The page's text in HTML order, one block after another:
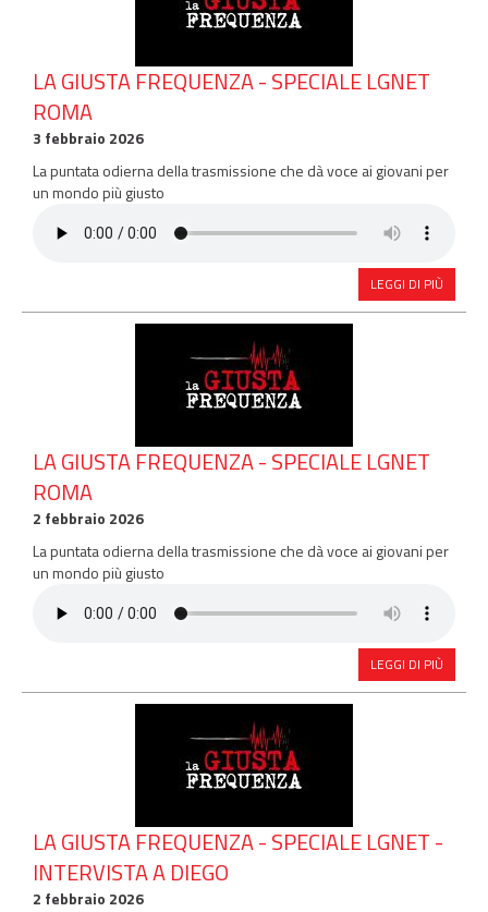
LA GIUSTA FREQUENZA - SPECIALE LGNET
ROMA
3 febbraio 2026
La puntata odierna della trasmissione che dà voce ai giovani per
un mondo più giusto
LEGGI DI PIÙ
LA GIUSTA FREQUENZA - SPECIALE LGNET
ROMA
2 febbraio 2026
La puntata odierna della trasmissione che dà voce ai giovani per
un mondo più giusto
LEGGI DI PIÙ
LA GIUSTA FREQUENZA - SPECIALE LGNET -
INTERVISTA A DIEGO
2 febbraio 2026